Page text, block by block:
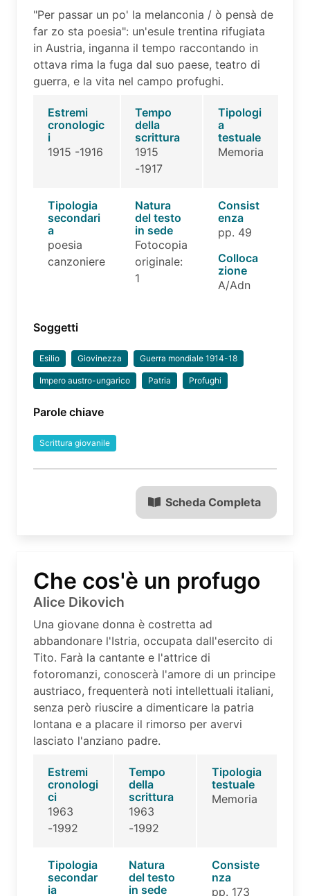
"Per passar un po' la melanconia / ò pensà de
far zo sta poesia": un'esule trentina rifugiata
in Austria, inganna il tempo raccontando in
ottava rima la fuga dal suo paese, teatro di
guerra, e la vita nel campo profughi.
Estremi
cronologic
i
1915 -1916
Tempo
della
scrittura
1915
-1917
Tipologi
a
testuale
Memoria
Tipologia
secondari
a
poesia
canzoniere
Natura
del testo
in sede
Fotocopia
originale:
1
Consist
enza
pp. 49
Colloca
zione
A/Adn
Soggetti
Esilio Giovinezza Guerra mondiale 1914-18
Impero austro-ungarico Patria Profughi
Parole chiave
Scrittura giovanile
Scheda Completa
Che cos'è un profugo
Alice Dikovich
Una giovane donna è costretta ad
abbandonare l'Istria, occupata dall'esercito di
Tito. Farà la cantante e l'attrice di
fotoromanzi, conoscerà l'amore di un principe
austriaco, frequenterà noti intellettuali italiani,
senza però riuscire a dimenticare la patria
lontana e a placare il rimorso per avervi
lasciato l'anziano padre.
Estremi
cronologi
ci
1963
-1992
Tempo
della
scrittura
1963
-1992
Tipologia
testuale
Memoria
Tipologia
secondar
ia
Natura
del testo
in sede
Consiste
nza
pp. 173